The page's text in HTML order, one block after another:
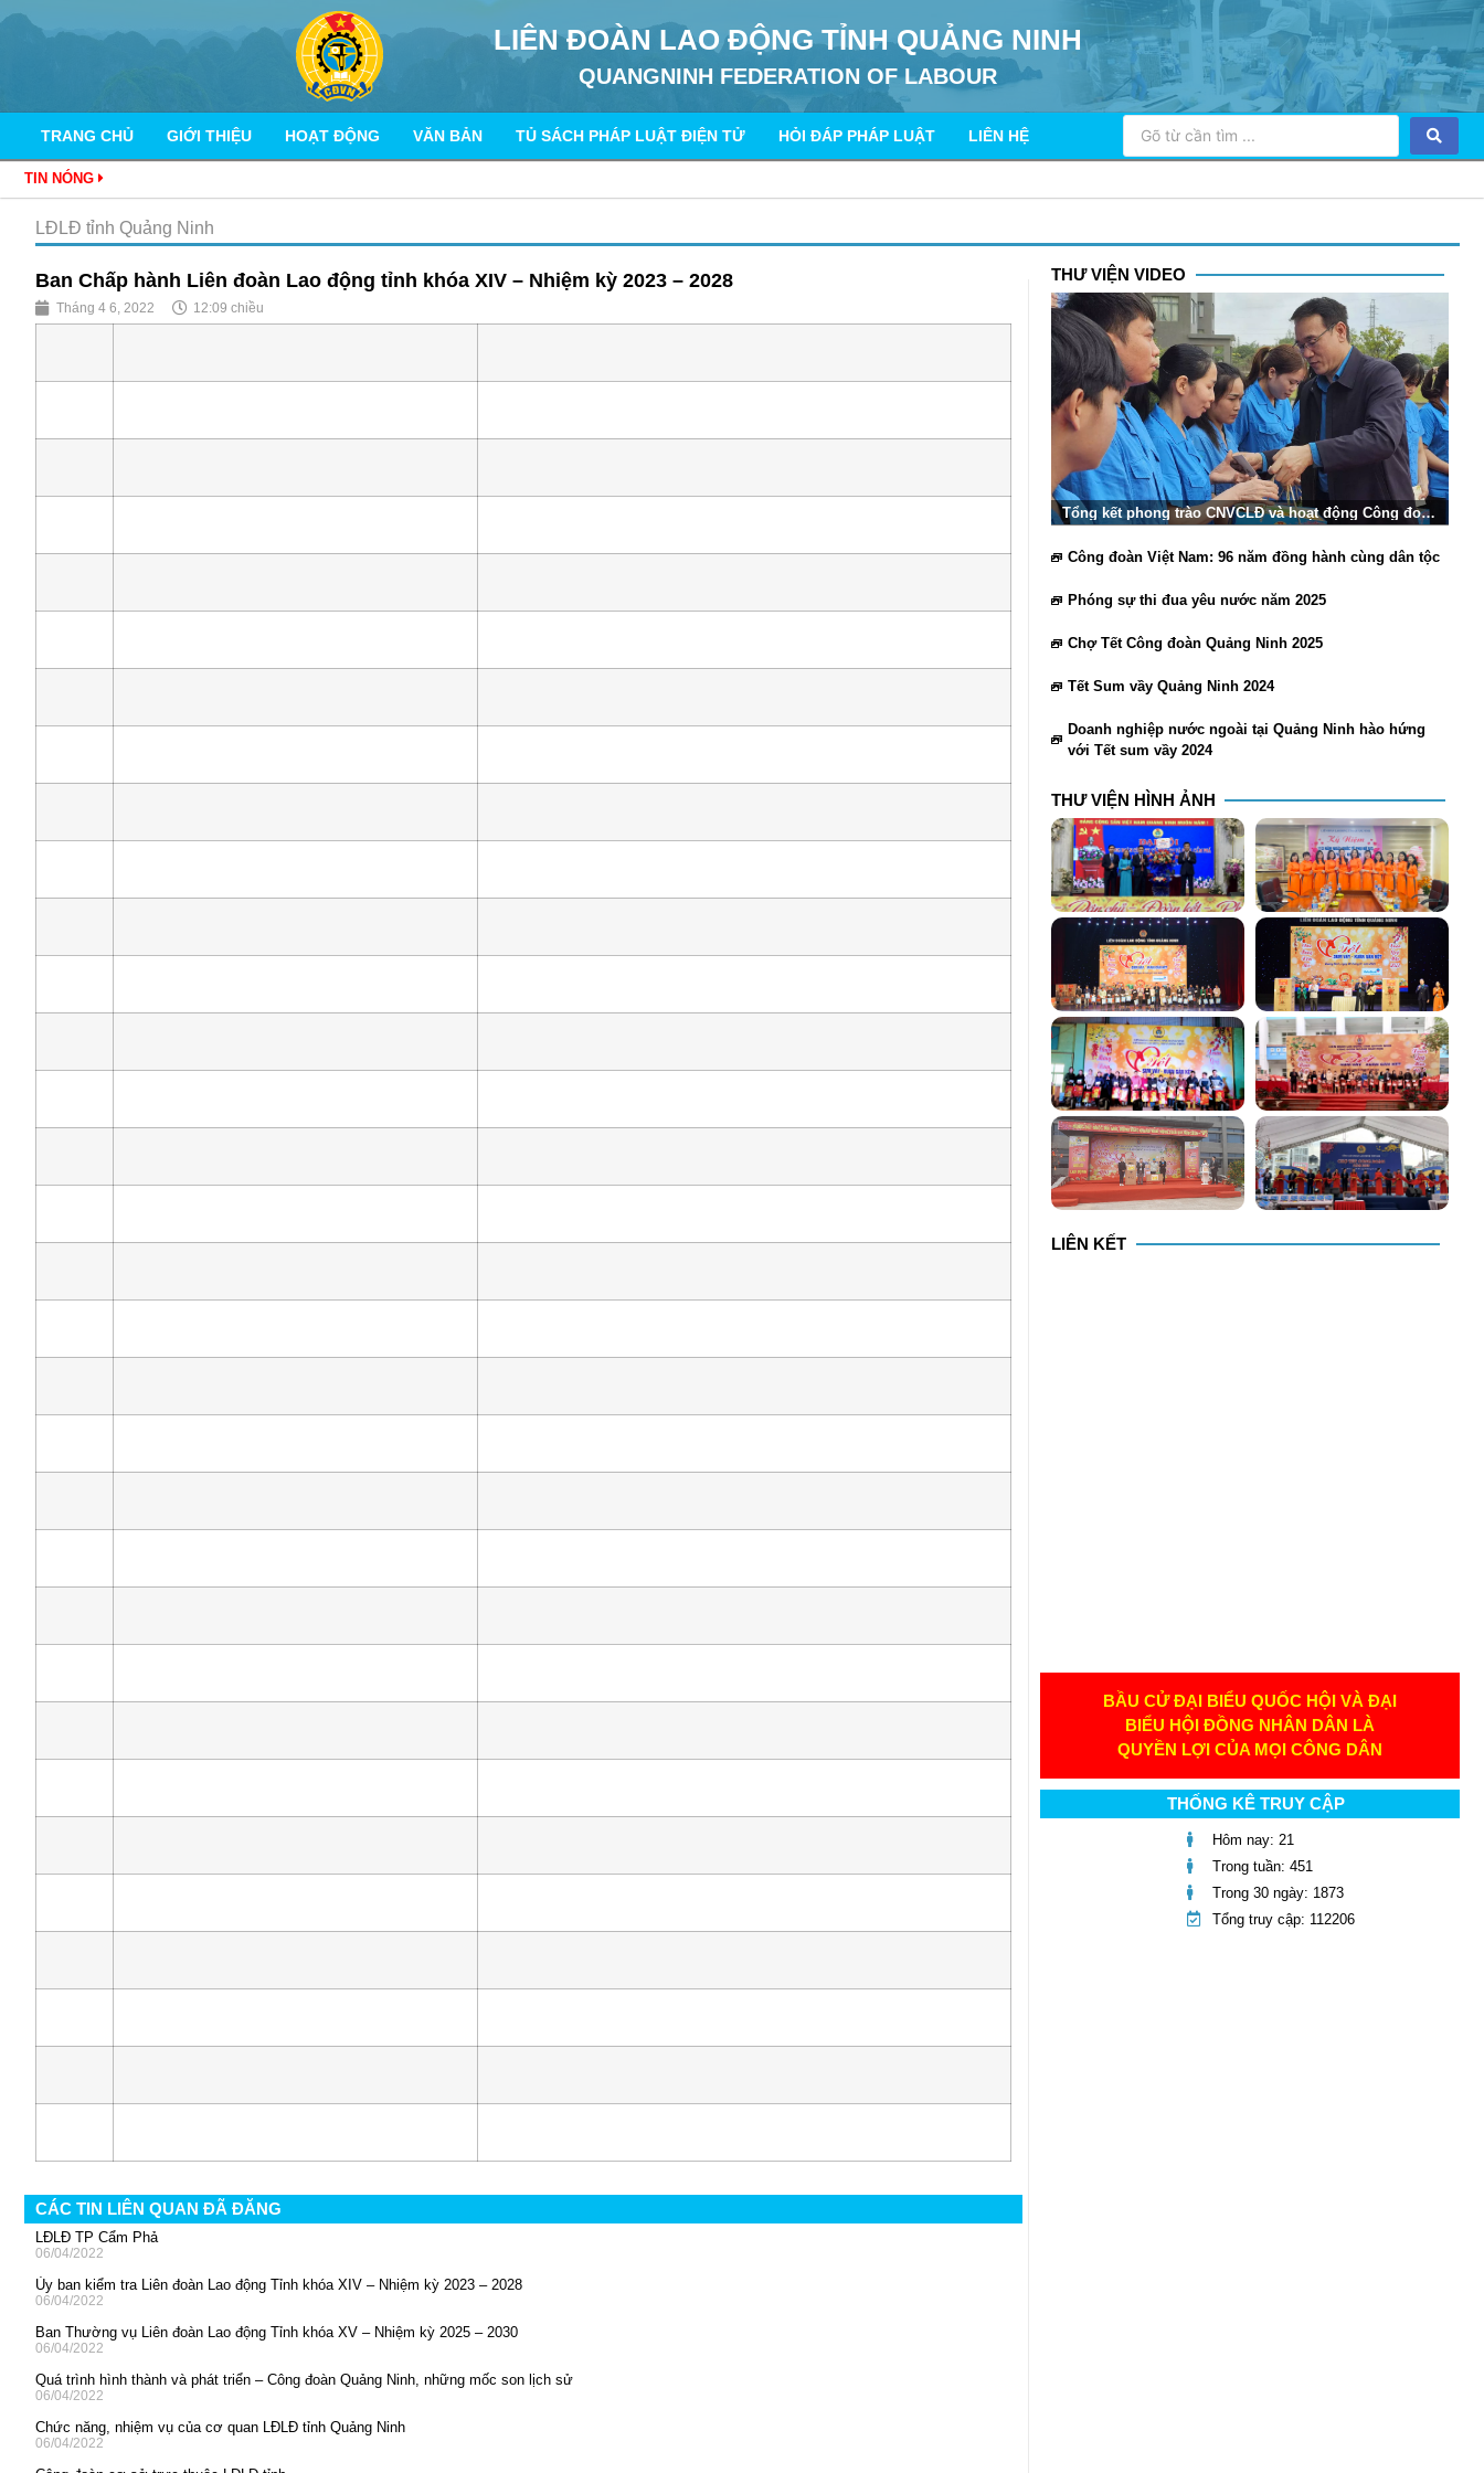
LIÊN ĐOÀN LAO ĐỘNG TỈNH QUẢNG NINH
QUANGNINH FEDERATION OF LABOUR
TRANG CHỦ GIỚI THIỆU HOẠT ĐỘNG VĂN BẢN TỦ SÁCH PHÁP LUẬT ĐIỆN TỬ HỎI ĐÁP PHÁP LUẬT LIÊN HỆ
TIN NÓNG
LĐLĐ tỉnh Quảng Ninh
Ban Chấp hành Liên đoàn Lao động tỉnh khóa XIV – Nhiệm kỳ 2023 – 2028
Tháng 4 6, 2022 12:09 chiều
CÁC TIN LIÊN QUAN ĐÃ ĐĂNG
LĐLĐ TP Cẩm Phả
06/04/2022
Ủy ban kiểm tra Liên đoàn Lao động Tỉnh khóa XIV – Nhiệm kỳ 2023 – 2028
06/04/2022
Ban Thường vụ Liên đoàn Lao động Tỉnh khóa XV – Nhiệm kỳ 2025 – 2030
06/04/2022
Quá trình hình thành và phát triển – Công đoàn Quảng Ninh, những mốc son lịch sử
06/04/2022
Chức năng, nhiệm vụ của cơ quan LĐLĐ tỉnh Quảng Ninh
06/04/2022
THƯ VIỆN VIDEO
Tổng kết phong trào CNVCLĐ và hoạt động Công đoàn
Quảng Ninh 2025
Công đoàn Việt Nam: 96 năm đồng hành cùng dân tộc
Phóng sự thi đua yêu nước năm 2025
Chợ Tết Công đoàn Quảng Ninh 2025
Tết Sum vầy Quảng Ninh 2024
Doanh nghiệp nước ngoài tại Quảng Ninh hào hứng
với Tết sum vầy 2024
THƯ VIỆN HÌNH ẢNH
LIÊN KẾT
BẦU CỬ ĐẠI BIỂU QUỐC HỘI VÀ ĐẠI
BIỂU HỘI ĐỒNG NHÂN DÂN LÀ
QUYỀN LỢI CỦA MỌI CÔNG DÂN
THỐNG KÊ TRUY CẬP
Hôm nay: 21
Trong tuần: 451
Trong 30 ngày: 1873
Tổng truy cập: 112206